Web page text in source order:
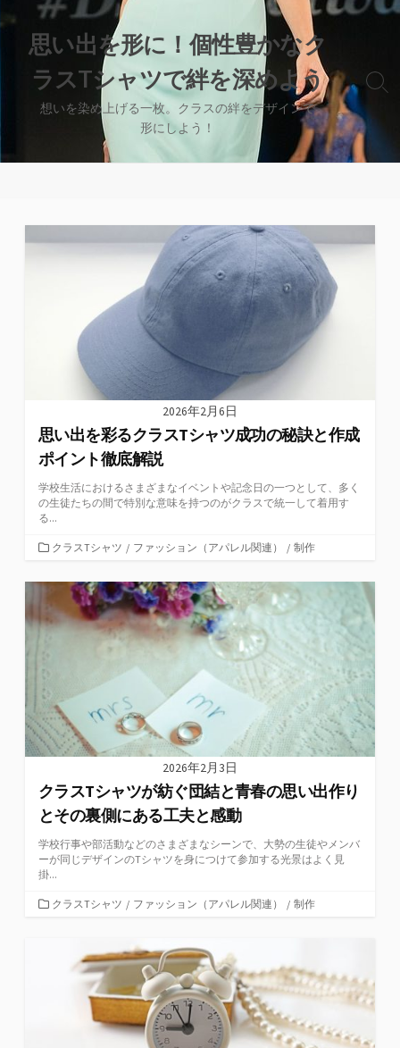
ン
キ
思い出を形に！個性豊かなク
ラスTシャツで絆を深めよう
想いを染め上げる一枚。クラスの絆をデザインで
形にしよう！
検
2026年2月6日
思い出を彩るクラスTシャツ成功の秘訣と作成
ポイント徹底解説
学校生活におけるさまざまなイベントや記念日の一つとして、多く
の生徒たちの間で特別な意味を持つのがクラスで統一して着用す
る...
カ
ゴ
ー
クラスTシャツ / ファッション（アパレル関連） / 制作
2026年2月3日
クラスTシャツが紡ぐ団結と青春の思い出作り
とその裏側にある工夫と感動
学校行事や部活動などのさまざまなシーンで、大勢の生徒やメンバ
ーが同じデザインのTシャツを身につけて参加する光景はよく見
掛...
カクラスTシャツ / ファッション（アパレル関連） / 制作